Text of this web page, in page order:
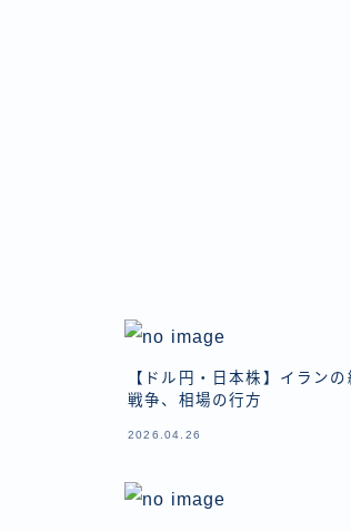
【ドル円・日本株】イラン
戦争、相場の行方
2026.04.26